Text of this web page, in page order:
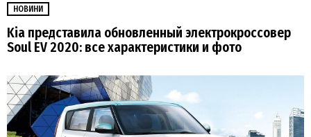
НОВИНИ
Kia представила обновленный электрокроссовер
Soul EV 2020: все характеристики и фото